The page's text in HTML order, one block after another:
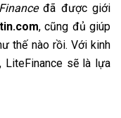
đã được giới
, cũng đủ giúp
thế nào rồi. Với kinh
LiteFinance sẽ là lựa